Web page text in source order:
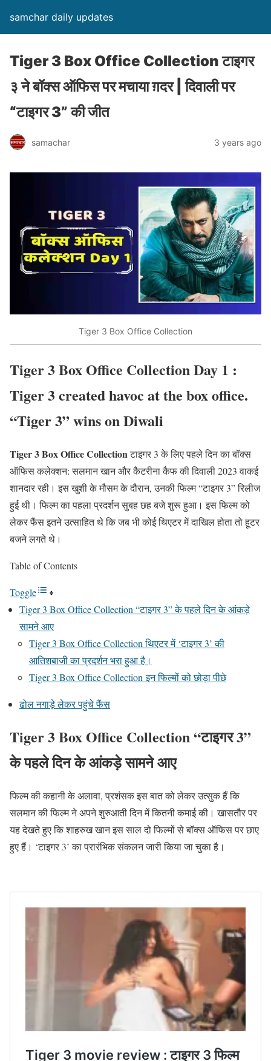
samchar daily updates
Tiger 3 Box Office Collection टाइगर
३ ने बॉक्स ऑफिस पर मचाया ग़दर | दिवाली पर
“टाइगर 3” की जीत
samachar 3 years ago
Tiger 3 Box Office Collection
Tiger 3 Box Office Collection Day 1 :
Tiger 3 created havoc at the box office.
“Tiger 3” wins on Diwali
Tiger 3 Box Office Collectionटाइगर 3 के लिए पहले दिन का बॉक्स
ऑफिस कलेक्शन: सलमान खान और कैटरीना कैफ की दिवाली 2023 वाकई
शानदार रही। इस खुशी के मौसम के दौरान, उनकी फिल्म “टाइगर 3” रिलीज
हुई थी। फिल्म का पहला प्रदर्शन सुबह छह बजे शुरू हुआ। इस फिल्म को
लेकर फैंस इतने उत्साहित थे कि जब भी कोई थिएटर में दाखिल होता तो हूटर
बजने लगते थे।
Table of Contents
Toggle
Tiger 3 Box Office Collection “टाइगर 3” के पहले दिन के आंकड़े
सामने आए
Tiger 3 Box Office Collection थिएटर में ‘टाइगर 3’ की
आतिशबाजी का प्रदर्शन भरा हुआ है।
Tiger 3 Box Office Collection इन फिल्मों को छोड़ा पीछे
ढोल नगाड़े लेकर पहुंचे फैंस
Tiger 3 Box Office Collection“टाइगर 3”
के पहले दिन के आंकड़े सामने आए
फिल्म की कहानी के अलावा, प्रशंसक इस बात को लेकर उत्सुक हैं कि
सलमान की फिल्म ने अपने शुरुआती दिन में कितनी कमाई की। खासतौर पर
यह देखते हुए कि शाहरुख खान इस साल दो फिल्मों से बॉक्स ऑफिस पर छाए
हुए हैं। ‘टाइगर 3’ का प्रारंभिक संकलन जारी किया जा चुका है।